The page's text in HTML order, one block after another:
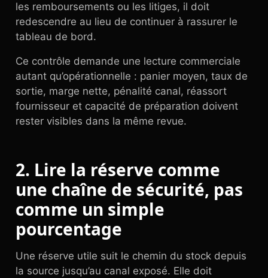
les remboursements ou les litiges, il doit
redescendre au lieu de continuer à rassurer le
tableau de bord.
Ce contrôle demande une lecture commerciale
autant qu’opérationnelle : panier moyen, taux de
sortie, marge nette, pénalité canal, réassort
fournisseur et capacité de préparation doivent
rester visibles dans la même revue.
2. Lire la réserve comme
une chaîne de sécurité, pas
comme un simple
pourcentage
Une réserve utile suit le chemin du stock depuis
la source jusqu’au canal exposé. Elle doit